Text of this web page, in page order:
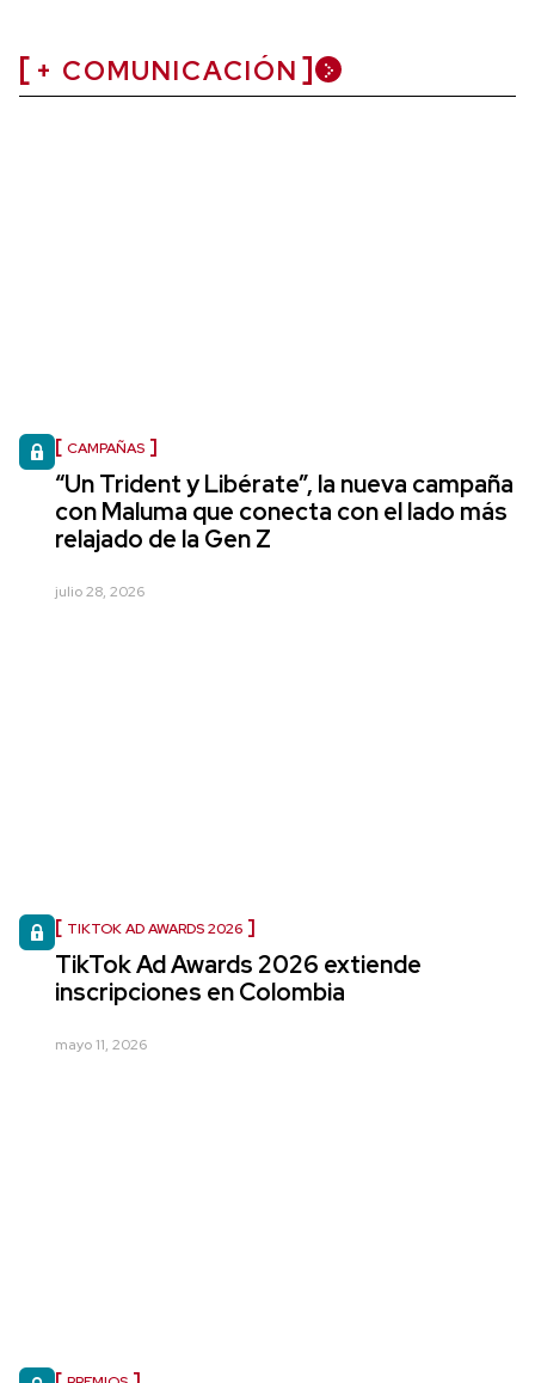
+ COMUNICACIÓN
CAMPAÑAS
“Un Trident y Libérate”, la nueva campaña
con Maluma que conecta con el lado más
relajado de la Gen Z
julio 28, 2026
TIKTOK AD AWARDS 2026
TikTok Ad Awards 2026 extiende
inscripciones en Colombia
mayo 11, 2026